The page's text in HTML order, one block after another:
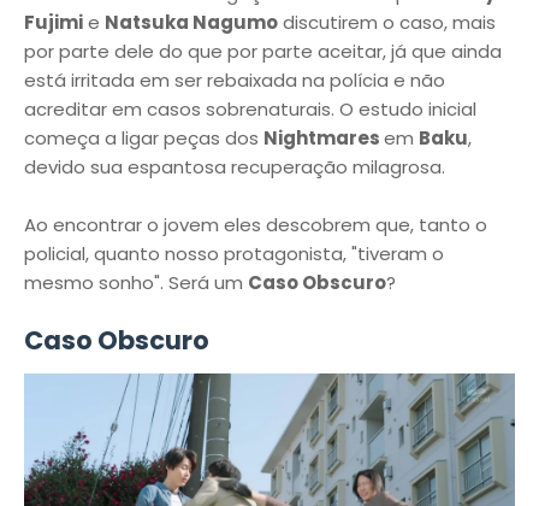
Fujimie Natsuka Nagumodiscutirem o caso, mais
por parte dele do que por parte aceitar, já que ainda
está irritada em ser rebaixada na polícia e não
acreditar em casos sobrenaturais. O estudo inicial
começa a ligar peças dos Nightmaresem Baku,
devido sua espantosa recuperação milagrosa.
Ao encontrar o jovem eles descobrem que, tanto o
policial, quanto nosso protagonista, "tiveram o
mesmo sonho". Será um Caso Obscuro?
Caso Obscuro